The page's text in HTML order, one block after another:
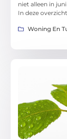
niet alleen in
In deze
Woning En